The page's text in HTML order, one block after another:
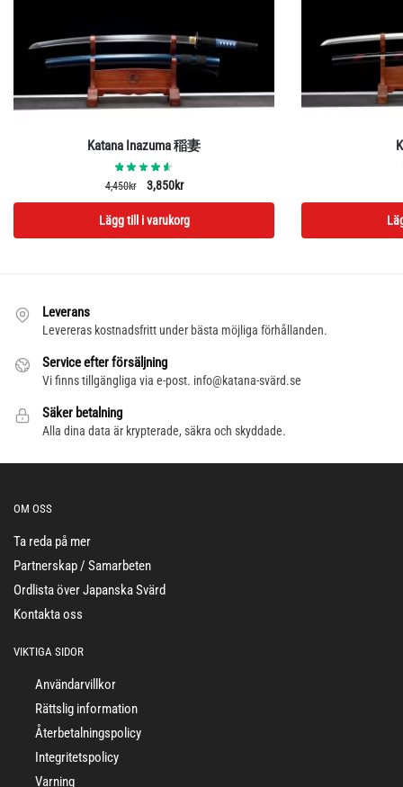
Katana Inazuma 稲妻
4,450kr
Det
ursprungliga
priset
var:
3,850krDet
nuvarande
priset
är:
Lägg till i varukorg
Leverans
Levereras kostnadsfritt under bästa möjliga förhållanden.
Service efter försäljning
Vi finns tillgängliga via e-post. info@katana-svärd.se
Säker betalning
Alla dina data är krypterade, säkra och skyddade.
OM OSS
Ta reda på mer
Partnerskap / Samarbeten
Ordlista över Japanska Svärd
Kontakta oss
VIKTIGA SIDOR
Användarvillkor
Rättslig information
Återbetalningspolicy
Integritetspolicy
Varning